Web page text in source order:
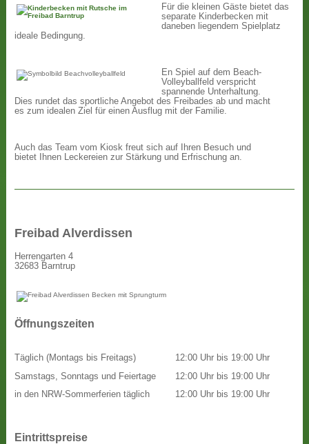
Für die kleinen Gäste bietet das
separate Kinderbecken mit
daneben liegendem Spielplatz
ideale Bedingung.
En Spiel auf dem Beach-
Volleyballfeld verspricht
spannende Unterhaltung.
Dies rundet das sportliche Angebot des Freibades ab und macht
es zum idealen Ziel für einen Ausflug mit der Familie.
Auch das Team vom Kiosk freut sich auf Ihren Besuch und
bietet Ihnen Leckereien zur Stärkung und Erfrischung an.
Freibad Alverdissen
Herrengarten 4
32683 Barntrup
Öffnungszeiten
Täglich (Montags bis Freitags)
Samstags, Sonntags und Feiertage
in den NRW-Sommerferien täglich
12:00 Uhr bis 19:00 Uhr
12:00 Uhr bis 19:00 Uhr
12:00 Uhr bis 19:00 Uhr
Eintrittspreise